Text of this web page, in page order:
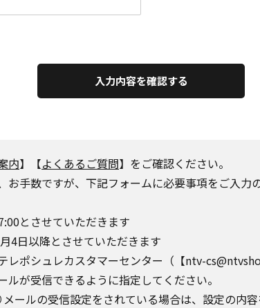
入力内容を確認する
内】【よくあるご質問】をご確認ください。
手数ですが、下記フォームに必要事項をご入力
とさせていただきます
4日以降とさせていただきます
レポシュレカスタマーセンター（【ntv-
が受信できるように指定してください。
ールの受信設定をされている場合は、設定の内容